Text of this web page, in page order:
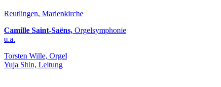
Reutlingen, Marienkirche
Camille Saint-Saëns, Orgelsymphonie
u.a.
Torsten Wille, Orgel
Yuja Shin, Leitung